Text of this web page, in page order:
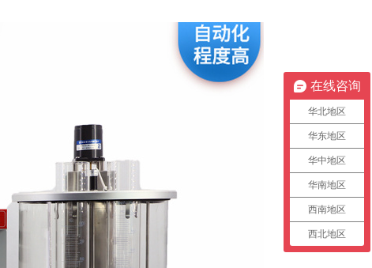
在线咨询
华北地区
华东地区
华中地区
华南地区
西南地区
西北地区